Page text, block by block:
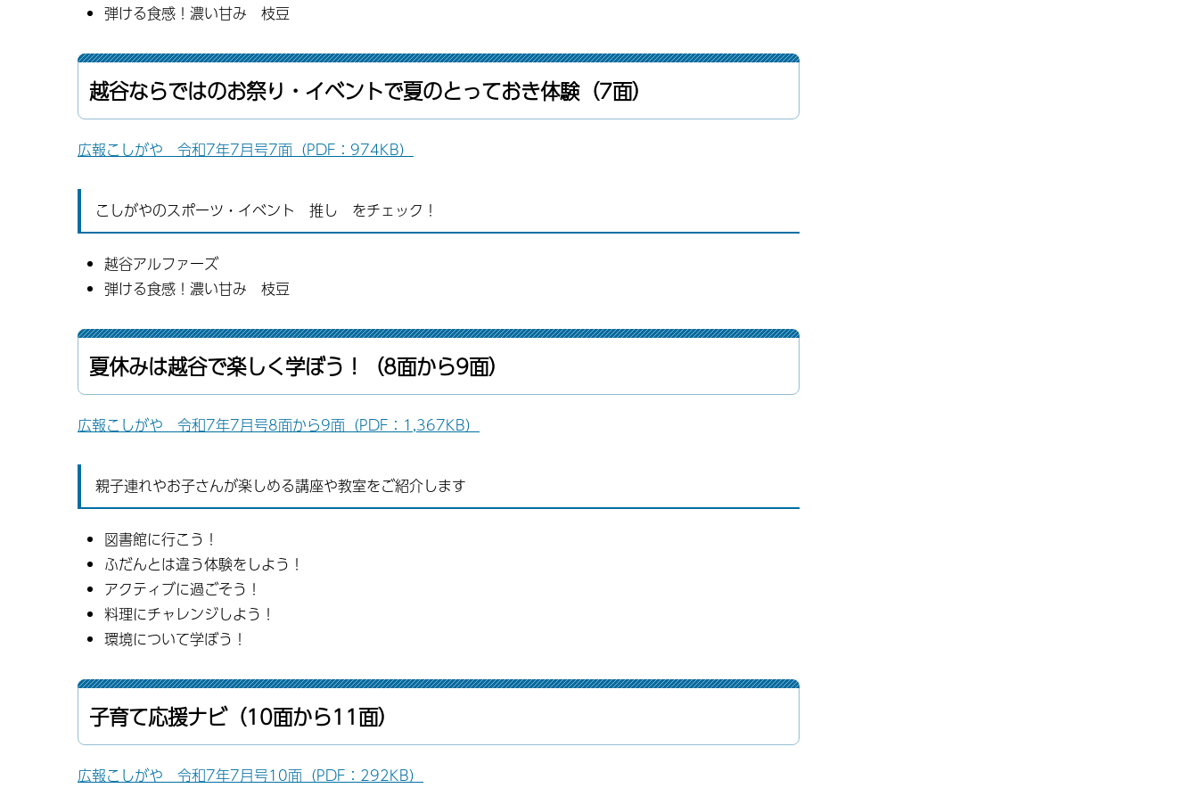
弾ける食感！濃い甘み 枝豆
越谷ならではのお祭り・イベントで夏のとっておき体験（7面）
広報こしがや 令和7年7月号7面（PDF：974KB）
こしがやのスポーツ・イベント 推し をチェック！
越谷アルファーズ
弾ける食感！濃い甘み 枝豆
夏休みは越谷で楽しく学ぼう！（8面から9面）
広報こしがや 令和7年7月号8面から9面（PDF：1,367KB）
親子連れやお子さんが楽しめる講座や教室をご紹介します
図書館に行こう！
ふだんとは違う体験をしよう！
アクティブに過ごそう！
料理にチャレンジしよう！
環境について学ぼう！
子育て応援ナビ（10面から11面）
広報こしがや 令和7年7月号10面（PDF：292KB）